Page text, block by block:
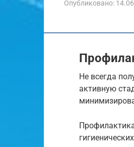
Опубликовано:
Не всегда
активную